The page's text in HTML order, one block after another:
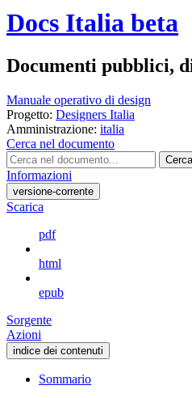
Docs Italia beta
Documenti pubblici,
Manuale operativo di design
Progetto: Designers Italia
Amministrazione: italia
Cerca nel documento
Informazioni
versione-corrente
Scarica
pdf
html
epub
Sorgente
Azioni
indice dei contenuti
Sommario